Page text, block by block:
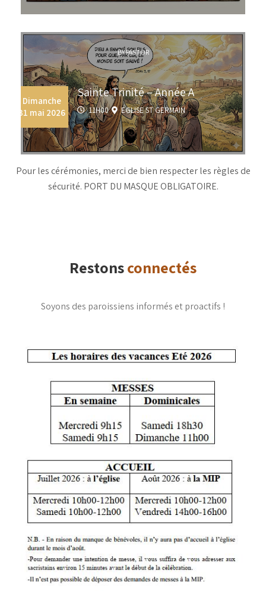
BY PASTOR
Dimanche
31 mai 2026
Sainte Trinité – Année A
11H00 EGLISE ST GERMAIN
Pour les cérémonies, merci de bien respecter les règles de
sécurité. PORT DU MASQUE OBLIGATOIRE.
Restonsconnectés
Soyons des paroissiens informés et proactifs !